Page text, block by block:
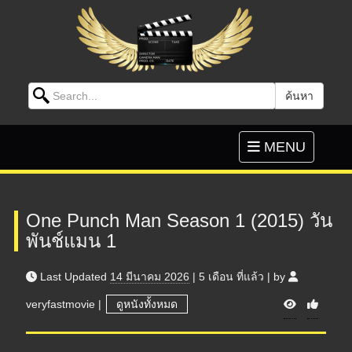
Search for: ค้นหา
Toggle
navigation
MENU
One Punch Man Season 1 (2015) วัน
พันช์แมน 1
Last Updated 14 มีนาคม 2026 | 5 เดือน ที่แล้ว | by
veryfastmovie | ดูหนังทั้งหมด V
i